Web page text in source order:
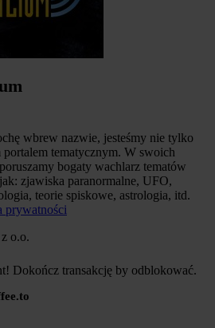
wbrew nazwie, jesteśmy nie tylko
tematycznym. W swoich
bogaty wachlarz tematów
zjawiska paranormalne, UFO,
teorie spiskowe, astrologia, itd.
prywatności
o.o.
Dokończ transakcję by odblokować.